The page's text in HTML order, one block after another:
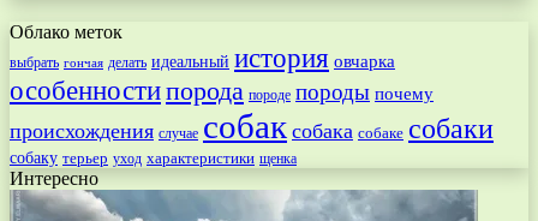
Облако меток
выбрать гончая делать идеальный история овчарка
особенностипорода породе породы почему
происхождения случае собак собака собаке собаки
собаку терьер уход характеристики щенка
Интересно